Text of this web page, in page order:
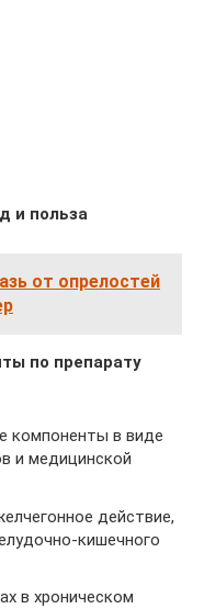
и польза
от опрелостей
по препарату
компоненты в виде
и медицинской
действие,
кишечного
в хроническом